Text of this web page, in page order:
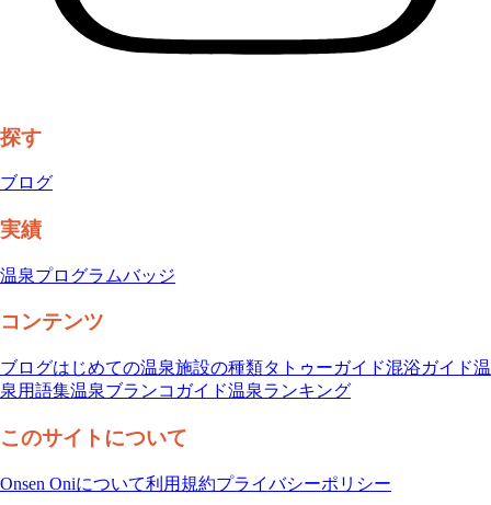
探す
ブログ
実績
温泉プログラムバッジ
コンテンツ
ブログはじめての温泉施設の種類タトゥーガイド混浴ガイド温
泉用語集温泉ブランコガイド温泉ランキング
このサイトについて
Onsen Oniについて利用規約プライバシーポリシー